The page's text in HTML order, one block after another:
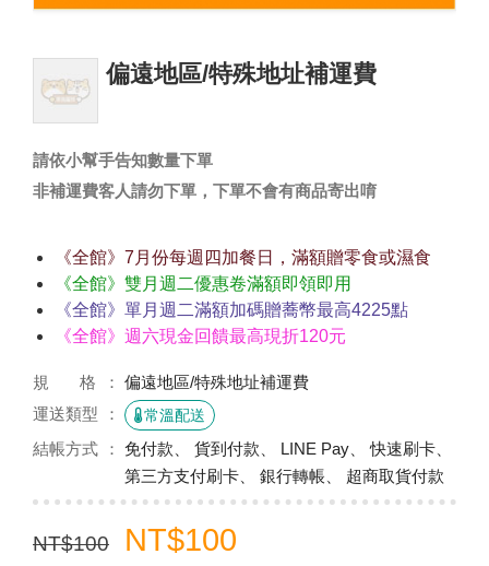
偏遠地區/特殊地址補運費
請依小幫手告知數量下單
非補運費客人請勿下單，下單不會有商品寄出唷
《全館》7月份每週四加餐日，滿額贈零食或濕食
《全館》雙月週二優惠卷滿額即領即用
《全館》單月週二滿額加碼贈蕎幣最高4225點
《全館》週六現金回饋最高現折120元
規 格
偏遠地區/特殊地址補運費
運送類型
常溫配送
結帳方式
免付款、 貨到付款、 LINE Pay、 快速刷卡、
第三方支付刷卡、 銀行轉帳、 超商取貨付款
NT$100 NT$100